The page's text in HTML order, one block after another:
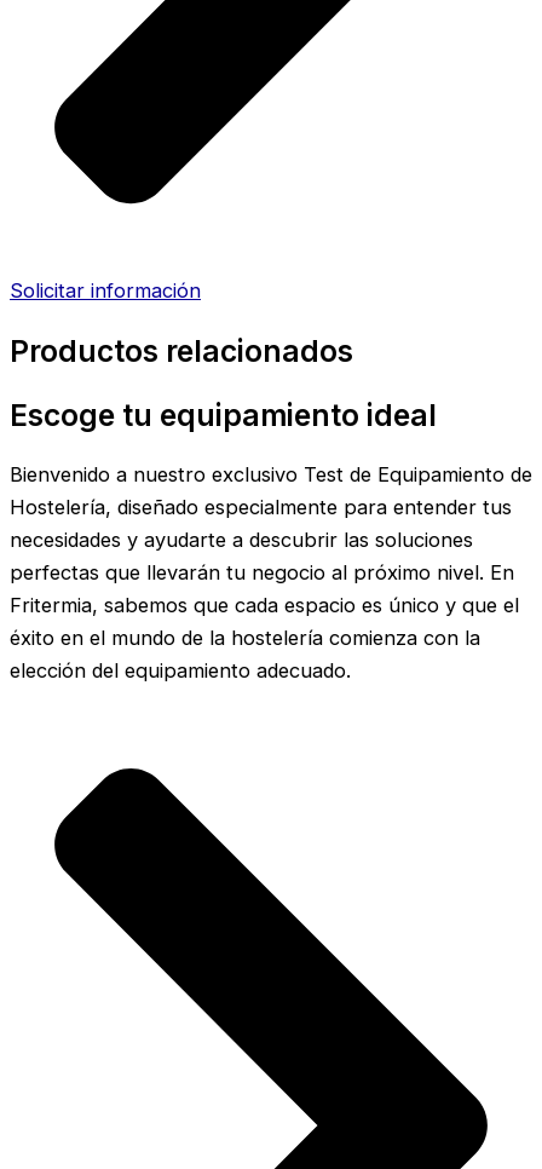
Solicitar información
Productos relacionados
Escoge tu equipamiento ideal
Bienvenido a nuestro exclusivo Test de Equipamiento de
Hostelería, diseñado especialmente para entender tus
necesidades y ayudarte a descubrir las soluciones
perfectas que llevarán tu negocio al próximo nivel. En
Fritermia, sabemos que cada espacio es único y que el
éxito en el mundo de la hostelería comienza con la
elección del equipamiento adecuado.